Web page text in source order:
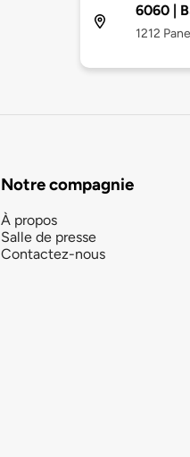
6060 |
1212
Notre compagnie
À propos
Salle de presse
Contactez-nous